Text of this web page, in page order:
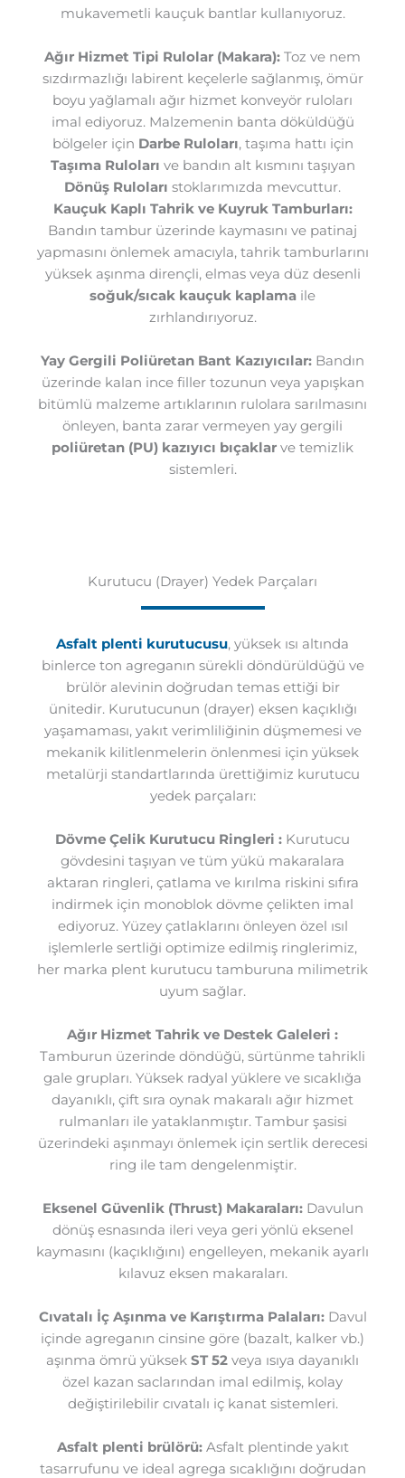
mukavemetli kauçuk bantlar kullanıyoruz.
Ağır Hizmet Tipi Rulolar (Makara): Toz ve nem
sızdırmazlığı labirent keçelerle sağlanmış, ömür
boyu yağlamalı ağır hizmet konveyör ruloları
imal ediyoruz. Malzemenin banta döküldüğü
bölgeler için Darbe Ruloları, taşıma hattı için
Taşıma Ruloları ve bandın alt kısmını taşıyan
Dönüş Ruloları stoklarımızda mevcuttur.
Kauçuk Kaplı Tahrik ve Kuyruk Tamburları:
Bandın tambur üzerinde kaymasını ve patinaj
yapmasını önlemek amacıyla, tahrik tamburlarını
yüksek aşınma dirençli, elmas veya düz desenli
soğuk/sıcak kauçuk kaplama ile
zırhlandırıyoruz.
Yay Gergili Poliüretan Bant Kazıyıcılar: Bandın
üzerinde kalan ince filler tozunun veya yapışkan
bitümlü malzeme artıklarının rulolara sarılmasını
önleyen, banta zarar vermeyen yay gergili
poliüretan (PU) kazıyıcı bıçaklar ve temizlik
sistemleri.
Kurutucu (Drayer) Yedek Parçaları
Asfalt plenti kurutucusu, yüksek ısı altında
binlerce ton agreganın sürekli döndürüldüğü ve
brülör alevinin doğrudan temas ettiği bir
ünitedir. Kurutucunun (drayer) eksen kaçıklığı
yaşamaması, yakıt verimliliğinin düşmemesi ve
mekanik kilitlenmelerin önlenmesi için yüksek
metalürji standartlarında ürettiğimiz kurutucu
yedek parçaları:
Dövme Çelik Kurutucu Ringleri : Kurutucu
gövdesini taşıyan ve tüm yükü makaralara
aktaran ringleri, çatlama ve kırılma riskini sıfıra
indirmek için monoblok dövme çelikten imal
ediyoruz. Yüzey çatlaklarını önleyen özel ısıl
işlemlerle sertliği optimize edilmiş ringlerimiz,
her marka plent kurutucu tamburuna milimetrik
uyum sağlar.
Ağır Hizmet Tahrik ve Destek Galeleri :
Tamburun üzerinde döndüğü, sürtünme tahrikli
gale grupları. Yüksek radyal yüklere ve sıcaklığa
dayanıklı, çift sıra oynak makaralı ağır hizmet
rulmanları ile yataklanmıştır. Tambur şasisi
üzerindeki aşınmayı önlemek için sertlik derecesi
ring ile tam dengelenmiştir.
Eksenel Güvenlik (Thrust) Makaraları:Davulun
dönüş esnasında ileri veya geri yönlü eksenel
kaymasını (kaçıklığını) engelleyen, mekanik ayarlı
kılavuz eksen makaraları.
Cıvatalı İç Aşınma ve Karıştırma Palaları:Davul
içinde agreganın cinsine göre (bazalt, kalker vb.)
aşınma ömrü yüksek ST 52 veya ısıya dayanıklı
özel kazan saclarından imal edilmiş, kolay
değiştirilebilir cıvatalı iç kanat sistemleri.
Asfalt plenti brülörü: Asfalt plentinde yakıt
tasarrufunu ve ideal agrega sıcaklığını doğrudan